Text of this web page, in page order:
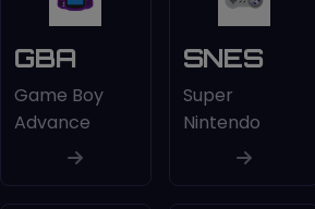
GBA
Game Boy
Advance
SNES
Super
Nintendo